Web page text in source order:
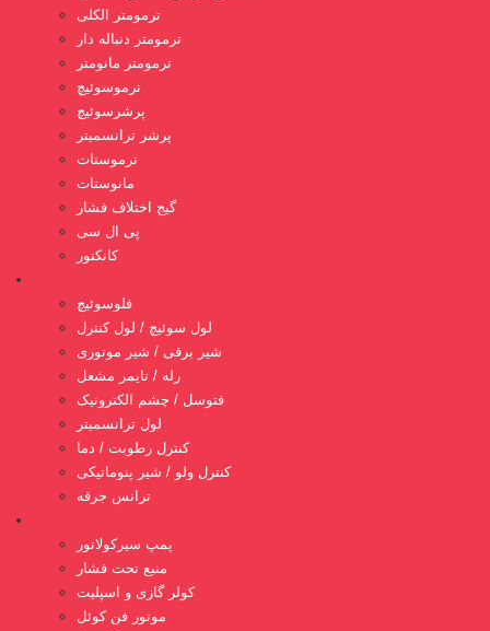
ترمومتر الکلی
ترمومتر دنباله دار
ترمومتر مانومتر
ترموسوئیچ
پرشرسوئیچ
پرشر ترانسمیتر
ترموستات
مانوستات
گیج اختلاف فشار
پی ال سی
کانکتور
فلوسوئیچ
لول سوئیچ / لول کنترل
شیر برقی / شیر موتوری
رله / تایمر مشعل
فتوسل / چشم الکترونیک
لول ترانسمیتر
کنترل رطوبت / دما
کنترل ولو / شیر پنوماتیکی
ترانس جرقه
پمپ سیرکولاتور
منبع تحت فشار
کولر گازی و اسپلیت
موتور فن کوئل